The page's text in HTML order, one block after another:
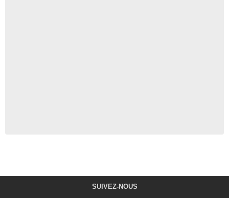
SUIVEZ-NOUS